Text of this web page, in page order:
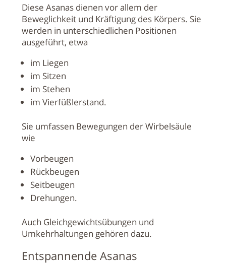
Diese Asanas dienen vor allem der
Beweglichkeit und Kräftigung des Körpers. Sie
werden in unterschiedlichen Positionen
ausgeführt, etwa
im Liegen
im Sitzen
im Stehen
im Vierfüßlerstand.
Sie umfassen Bewegungen der Wirbelsäule
wie
Vorbeugen
Rückbeugen
Seitbeugen
Drehungen.
Auch Gleichgewichtsübungen und
Umkehrhaltungen gehören dazu.
Entspannende Asanas